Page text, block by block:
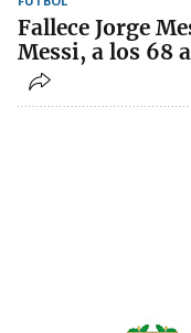
Fallece Jorge
Messi, a los 68